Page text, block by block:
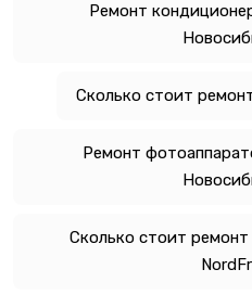
Ремонт
Сколько стоит
Ремонт
Сколько стоит